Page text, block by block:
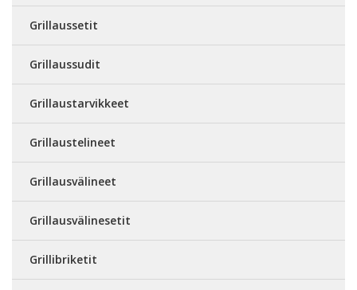
Grillaussetit
Grillaussudit
Grillaustarvikkeet
Grillaustelineet
Grillausvälineet
Grillausvälinesetit
Grillibriketit